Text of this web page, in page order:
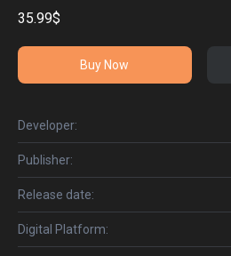
35.99$
Buy Now
Developer:
Publisher:
Release date:
Digital Platform: